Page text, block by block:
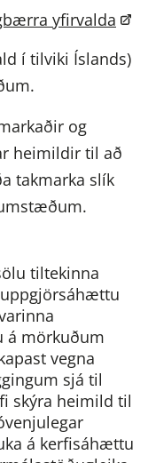
yfirvalda
í tilviki Íslands)
og
heimildir til að
takmarka slík
tiltekinna
á mörkuðum
vegna
sjá til
skýra heimild til
á kerfisáhættu
og
skal hann
grípa til
að hann
á
með
eða gera
sambærileg
fá umrædd
að
samningi
til sín
fjölda